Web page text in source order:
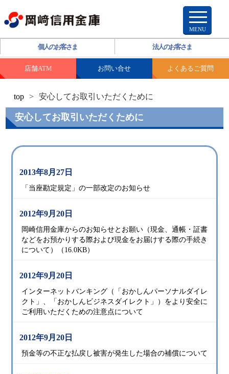
個人のお客さま 法人のお客さま
店舗ATM お問い合せ よくあるご質問
top > 安心してお取引いただくために
安心してお取引いただくために
2013年8月27日
「当座勘定規定」の一部改定のお知らせ
2012年9月20日
岡崎信用金庫からのお知らせとお願い（現金、通帳・証書
などをお預かりする際および現金をお届けする際の手続き
について）（16.0KB）
2012年9月20日
インターネットバンキング（「おかしんパーソナルダイレ
クト」、「おかしんビジネスダイレクト」）をより安全に
ご利用いただくための注意点について
2012年9月20日
預金等の不正な払戻し被害が発生した場合の補償について